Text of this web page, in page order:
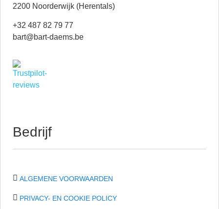
2200 Noorderwijk (Herentals)
+32 487 82 79 77
bart@bart-daems.be
Bedrijf
ALGEMENE VOORWAARDEN
PRIVACY- EN COOKIE POLICY